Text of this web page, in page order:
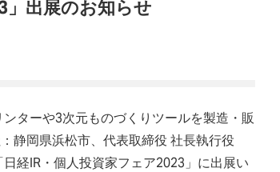
」出展のお知らせ
ターや3次元ものづくりツールを製造・販
静岡県浜松市、代表取締役 社長執行役
経IR・個人投資家フェア2023」に出展い